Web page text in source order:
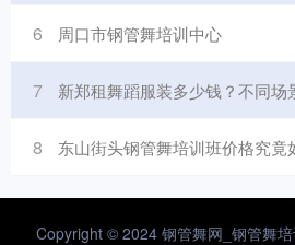
6 周口市钢管舞培训中心
7 新郑租舞蹈服装多少钱？不同场景、品
8 东山街头钢管舞培训班价格究竟如何？
Copyright © 2024 钢管舞网_钢管舞